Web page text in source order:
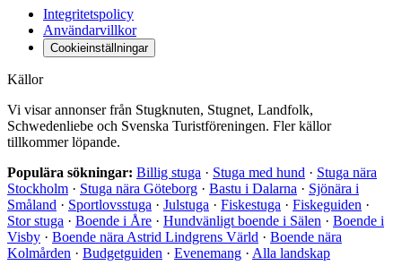
Integritetspolicy
Användarvillkor
Cookieinställningar
Källor
Vi visar annonser från Stugknuten, Stugnet, Landfolk,
Schwedenliebe och Svenska Turistföreningen. Fler källor
tillkommer löpande.
Populära sökningar: Billig stuga · Stuga med hund · Stuga nära
Stockholm · Stuga nära Göteborg · Bastu i Dalarna · Sjönära i
Småland · Sportlovsstuga · Julstuga · Fiskestuga · Fiskeguiden ·
Stor stuga · Boende i Åre · Hundvänligt boende i Sälen · Boende i
Visby · Boende nära Astrid Lindgrens Värld · Boende nära
Kolmården · Budgetguiden · Evenemang · Alla landskap